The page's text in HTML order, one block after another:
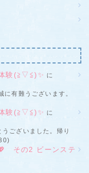
験(≧▽≦)✨ に
有難うございます。
験(≧▽≦)✨ に
ございました。帰り
その2 ビーンステ